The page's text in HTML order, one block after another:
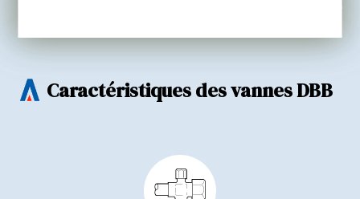
Caractéristiques des vannes DBB